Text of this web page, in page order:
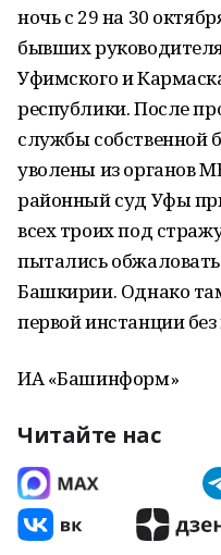
ночь с 29 на 30
бывших
Уфимского и
республики. После
службы собственной
уволены из органов
районный суд Уфы
всех троих под
пытались
Башкирии. Однако
первой инстанции
ИА «Башинформ»
Читайте нас